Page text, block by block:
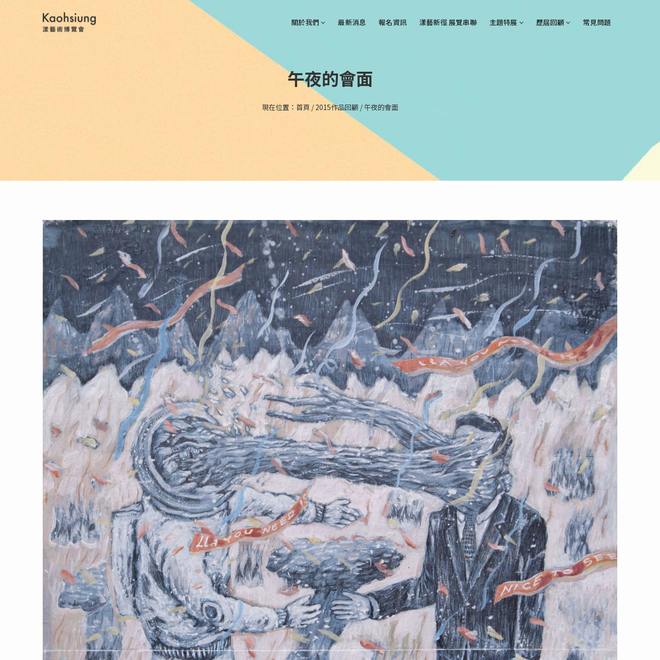
關於我們 最新消息 報名資訊 漾藝新徑 展覽串聯 主題特展 歷屆回顧 常見問題
午夜的會面
現在位置： 首頁 /2015作品回顧 / 午夜的會面